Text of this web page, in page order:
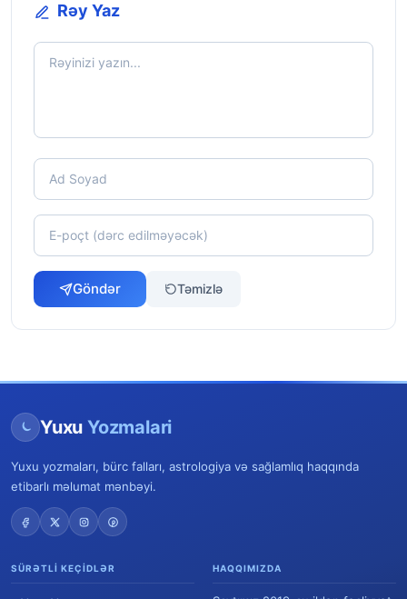
Rəy Yaz
Göndər Təmizlə
Yuxu Yozmalari
Yuxu yozmaları, bürc falları, astrologiya və sağlamlıq haqqında
etibarlı məlumat mənbəyi.
SÜRƏTLI KEÇIDLƏR HAQQIMIZDA